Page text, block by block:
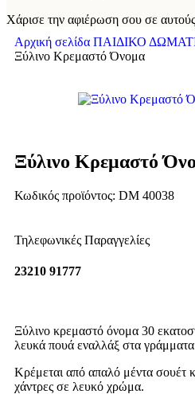
Χάρισε την αφιέρωση σου σε
Αρχική σελίδα ΠΑΙΔΙΚΟ
Ξύλινο Κρεμαστό Όνομα
Ξύλινο Κρεμαστό
Κωδικός προϊόντος: DM 40038
Τηλεφωνικές Παραγγελίες
23210 91777
Ξύλινο κρεμαστό όνομα 30
λευκά πουά εναλλάξ στα
Κρέμεται από απαλό μέντα σουέτ
χάντρες σε λευκό χρώμα.